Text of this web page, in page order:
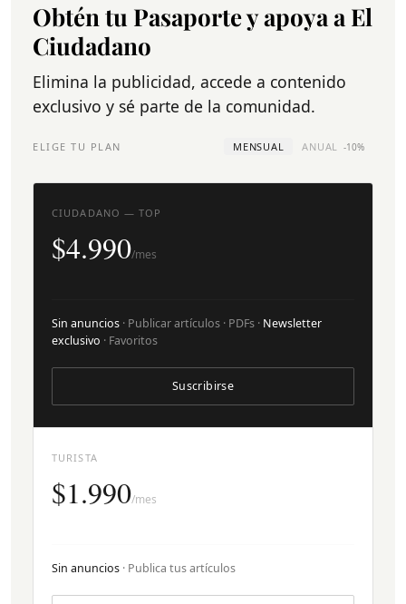
Obtén tu Pasaporte y apoya a El
Ciudadano
Elimina la publicidad, accede a contenido
exclusivo y sé parte de la comunidad.
ELIGE TU PLAN MENSUAL ANUAL -10%
TURISTA
$1.990/mes
Sin anuncios · Publica tus artículos
CIUDADANO — TOP
$4.990/mes
Sin anuncios · Publicar artículos · PDFs · Newsletter
exclusivo · Favoritos
Suscribirse